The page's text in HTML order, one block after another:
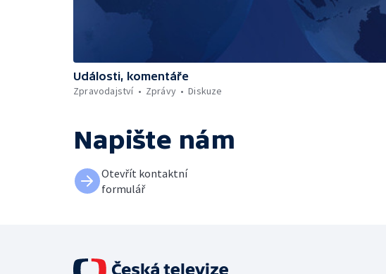
Události, komentáře
Zpravodajství
Zprávy Diskuze
Napište nám
Otevřít kontaktní
formulář